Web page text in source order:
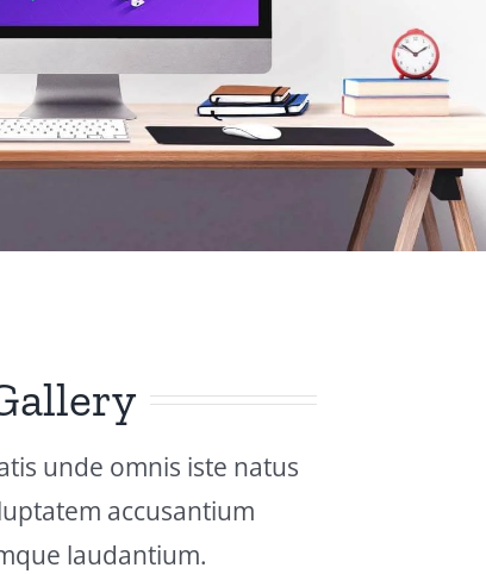
unde omnis iste natus
accusantium
laudantium.